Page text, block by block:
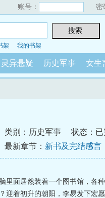
账号： 密
架 我的书架
灵异悬疑 历史军事 女生
类别：历史军事
状态：
最新章节： 新书及完结感言
里面居然装着一个图书馆，各种
迎着初升的朝阳，李易发下宏